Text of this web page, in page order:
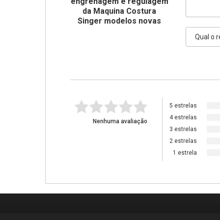
da Maquina Costura
Singer modelos novas
Nenhuma avaliação
5 estrelas
4 estrelas
3 estrelas
2 estrelas
1 estrela